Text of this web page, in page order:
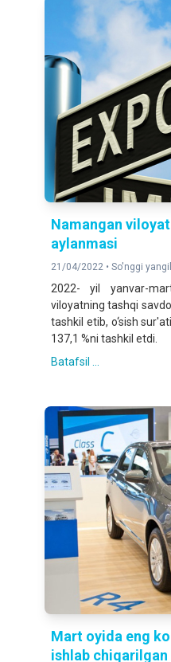
Namangan
aylanmasi
21/04/2022 • So'nggi
2022- yil yanvar-
viloyatning tashqi
tashkil etib, o‘sish
137,1 %ni tashkil etdi.
Batafsil ...
Mart oyida eng
ishlab chiqarilgan